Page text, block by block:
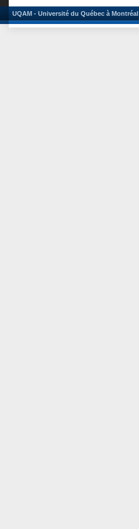
UQAM - Université du Québec à Montréal